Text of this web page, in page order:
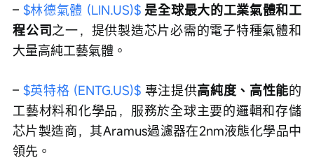
– $林德氣體 (LIN.US)$ 是全球最大的工業氣體和工
程公司之一，提供製造芯片必需的電子特種氣體和
大量高純工藝氣體。
– $英特格 (ENTG.US)$ 專注提供高純度、高性能的
工藝材料和化學品，服務於全球主要的邏輯和存儲
芯片製造商，其Aramus過濾器在2nm液態化學品中
領先。